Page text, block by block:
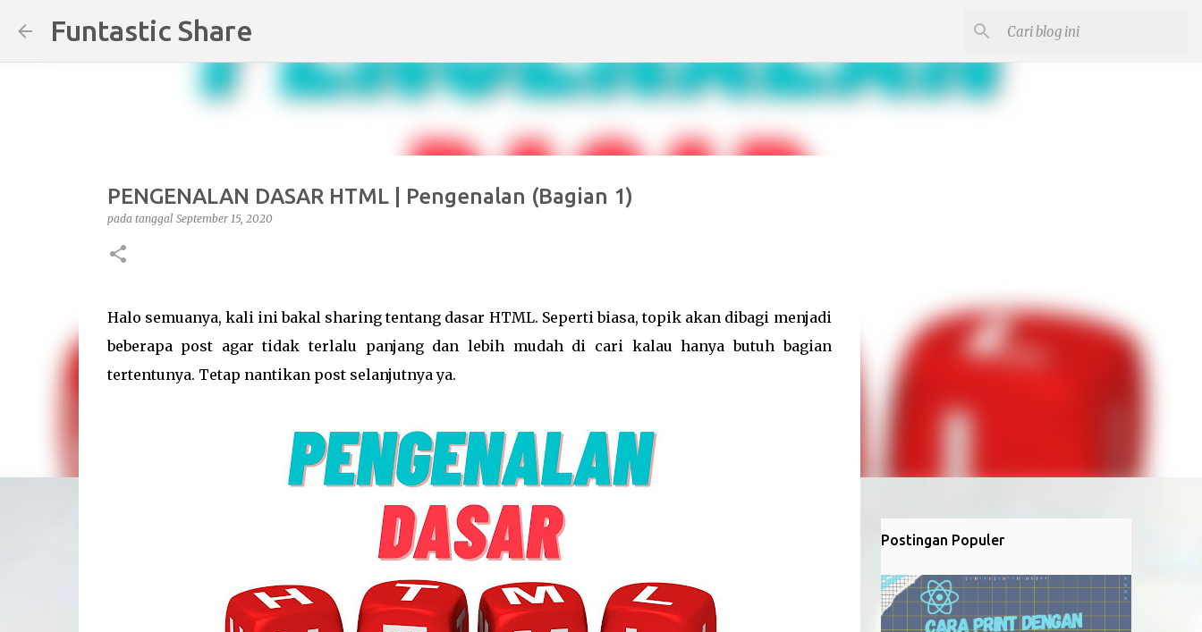
Funtastic Share
PENGENALAN DASAR HTML | Pengenalan (Bagian 1)
pada tanggal September 15, 2020
Halo semuanya, kali ini bakal sharing tentang dasar HTML. Seperti biasa, topik akan dibagi menjadi
beberapa post agar tidak terlalu panjang dan lebih mudah di cari kalau hanya butuh bagian
tertentunya. Tetap nantikan post selanjutnya ya.
Postingan Populer